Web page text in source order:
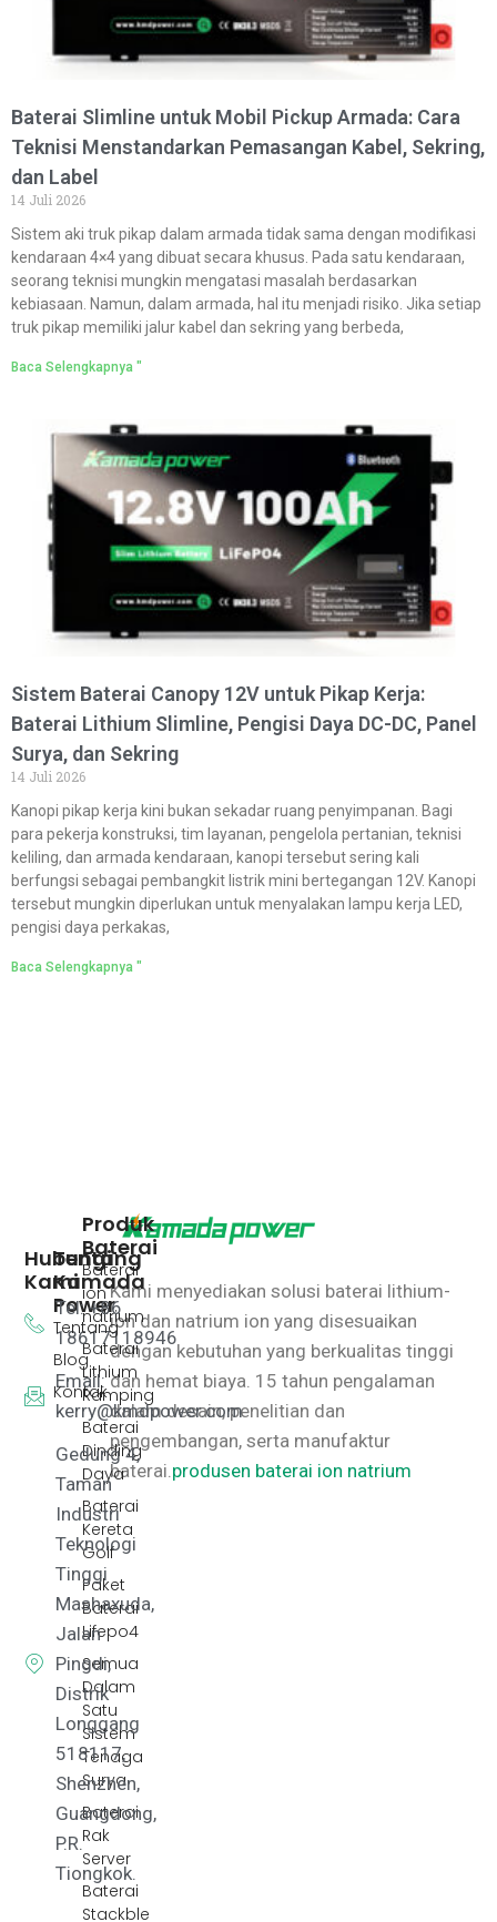
Baterai Slimline untuk Mobil Pickup Armada: Cara
Teknisi Menstandarkan Pemasangan Kabel, Sekring,
dan Label
14 Juli 2026
Sistem aki truk pikap dalam armada tidak sama dengan modifikasi
kendaraan 4×4 yang dibuat secara khusus. Pada satu kendaraan,
seorang teknisi mungkin mengatasi masalah berdasarkan
kebiasaan. Namun, dalam armada, hal itu menjadi risiko. Jika setiap
truk pikap memiliki jalur kabel dan sekring yang berbeda,
Baca Selengkapnya "
Sistem Baterai Canopy 12V untuk Pikap Kerja:
Baterai Lithium Slimline, Pengisi Daya DC-DC, Panel
Surya, dan Sekring
14 Juli 2026
Kanopi pikap kerja kini bukan sekadar ruang penyimpanan. Bagi
para pekerja konstruksi, tim layanan, pengelola pertanian, teknisi
keliling, dan armada kendaraan, kanopi tersebut sering kali
berfungsi sebagai pembangkit listrik mini bertegangan 12V. Kanopi
tersebut mungkin diperlukan untuk menyalakan lampu kerja LED,
pengisi daya perkakas,
Baca Selengkapnya "
Kami menyediakan solusi baterai lithium-
ion dan natrium ion yang disesuaikan
dengan kebutuhan yang berkualitas tinggi
dan hemat biaya. 15 tahun pengalaman
dalam desain, penelitian dan
pengembangan, serta manufaktur
baterai.produsen baterai ion natrium
Produk
Baterai
Baterai
ion
natrium
Baterai
Lithium
Ramping
Baterai
Dinding
Daya
Baterai
Kereta
Golf
Paket
Baterai
Lifepo4
Semua
Dalam
Satu
Sistem
Tenaga
Surya
Baterai
Rak
Server
Baterai
Stackble
Tentang
Kamada
Power
Tentang
Blog
Kontak
Hubungi
Kami
Tel: +86
18617118946
Email:
kerry@kmdpower.com
Gedung 4,
Taman
Industri
Teknologi
Tinggi
Mashaxuda,
Jalan
Pingdi,
Distrik
Longgang
518117,
Shenzhen,
Guangdong,
P.R.
Tiongkok.